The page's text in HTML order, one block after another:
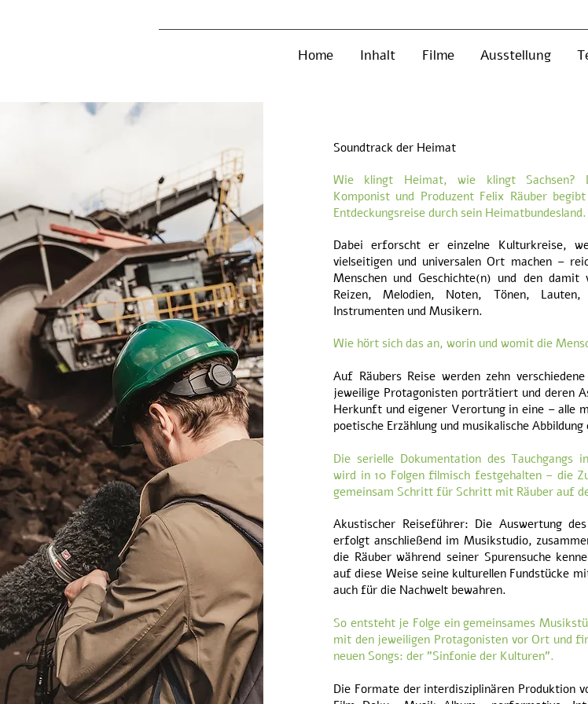
Home Inhalt Filme Ausstellung
Soundtrack der Heimat
Wie klingt Heimat, wie klingt Sachsen?
Komponist und Produzent Felix Räuber
Entdeckungsreise durch sein Heimatbundesland.
Dabei erforscht er einzelne Kulturkreise,
vielseitigen und universalen Ort machen –
Menschen und Geschichte(n) und den damit
Reizen, Melodien, Noten, Tönen, Lauten,
Instrumenten und Musikern.
Wie hört sich das an, worin und womit die
Auf Räubers Reise werden zehn
jeweilige Protagonisten porträtiert und deren
Herkunft und eigener Verortung in eine – alle
poetische Erzählung und musikalische
Die serielle Dokumentation des Tauchgangs
wird in 10 Folgen filmisch festgehalten – die
gemeinsam Schritt für Schritt mit Räuber auf
Akustischer Reiseführer: Die Auswertung
erfolgt anschließend im Musikstudio,
die Räuber während seiner Spurensuche
auf diese Weise seine kulturellen Fundstücke
auch für die Nachwelt bewahren.
So entsteht je Folge ein gemeinsames
mit den jeweiligen Protagonisten vor Ort und
neuen Songs: der "Sinfonie der Kulturen".
Die Formate der interdisziplinären Produktion